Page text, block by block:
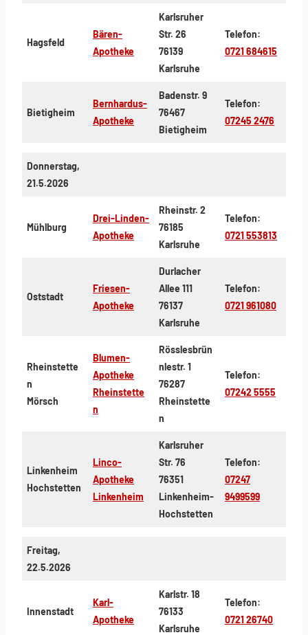
Hagsfeld
Bären-
Apotheke
Karlsruher
Str. 26
76139
Karlsruhe
Telefon:
0721 684615
Bietigheim
Bernhardus-
Apotheke
Badenstr. 9
76467
Bietigheim
Telefon:
07245 2476
Donnerstag,
21.5.2026
Mühlburg
Drei-Linden-
Apotheke
Rheinstr. 2
76185
Karlsruhe
Telefon:
0721 553813
Oststadt
Friesen-
Apotheke
Durlacher
Allee 111
76137
Karlsruhe
Telefon:
0721 961080
Rheinstette
n
Mörsch
Blumen-
Apotheke
Rheinstette
n
Rösslesbrün
nlestr. 1
76287
Rheinstette
n
Telefon:
07242 5555
Linkenheim
Hochstetten
Linco-
Apotheke
Linkenheim
Karlsruher
Str. 76
76351
Linkenheim-
Hochstetten
Telefon:
07247
9499599
Freitag,
22.5.2026
Innenstadt
Karl-
Apotheke
Karlstr. 18
76133
Karlsruhe
Telefon:
0721 26740